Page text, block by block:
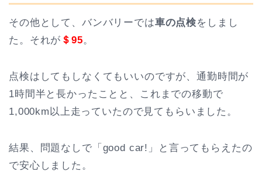
その他として、バンバリーでは車の点検をしまし
た。それが ＄95。
点検はしてもしなくてもいいのですが、通勤時間が
1時間半と長かったことと、これまでの移動で
1,000km以上走っていたので見てもらいました。
結果、問題なしで「good car!」と言ってもらえたの
で安心しました。